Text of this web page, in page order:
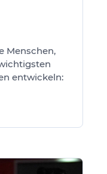
Menschen,
entwickeln: